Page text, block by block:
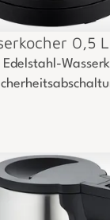
0,5 L
Edelstahl-